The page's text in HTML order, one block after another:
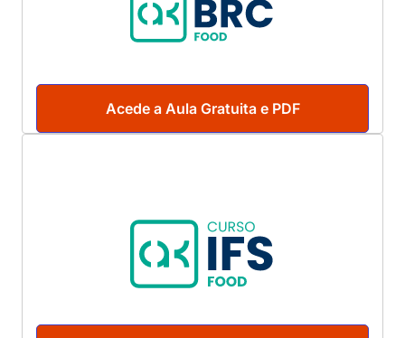
Acede a Aula Gratuita e PDF